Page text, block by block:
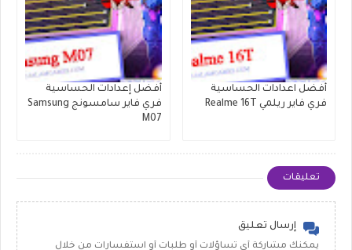
أفضل اعدادات الحساسية
فري فاير ريلمي Realme 16T
أفضل إعدادات الحساسية
فري فاير سامسونج Samsung
M07
تعليقات
إرسال تعليق
يمكنك مشاركة أي تساؤلات أو طلبات أو استفسارات من خلال